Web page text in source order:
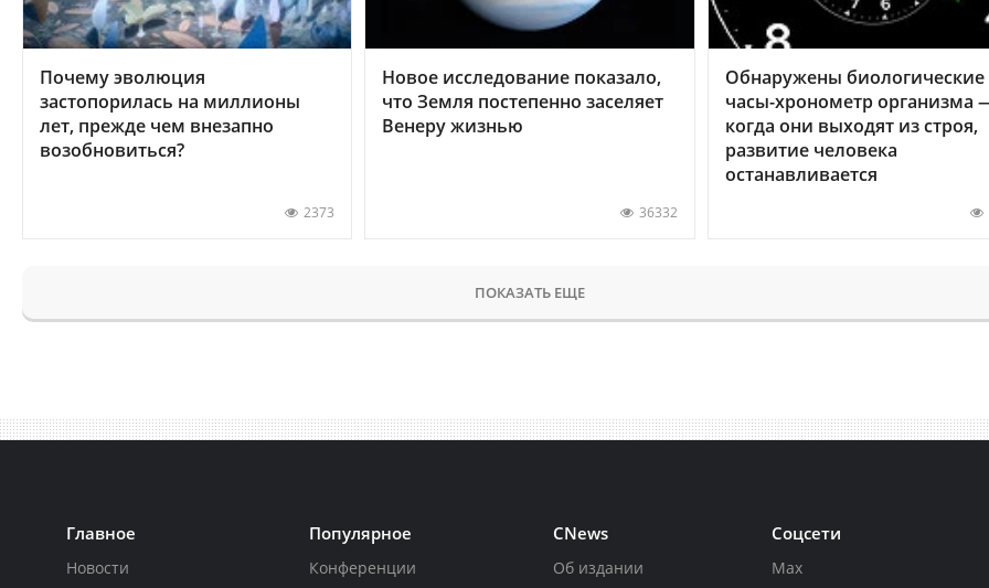
Почему эволюция
застопорилась на миллионы
лет, прежде чем внезапно
возобновиться?
2373
Новое исследование показало,
что Земля постепенно заселяет
Венеру жизнью
36332
Обнаружены биологические
часы-хронометр организма
когда они выходят из строя,
развитие человека
останавливается
ПОКАЗАТЬ ЕЩЕ
Главное
Новости
Популярное
Конференции
CNews
Об издании
Соцсети
Max